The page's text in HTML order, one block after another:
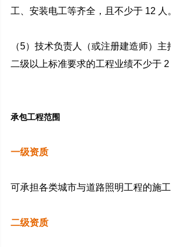
工、安装电工等齐全，且不少于 12 人
（5）技术负责人（或注册建造师）
二级以上标准要求的工程业绩不少于 2
承包工程范围
一级资质
可承担各类城市与道路照明工程的施工
二级资质